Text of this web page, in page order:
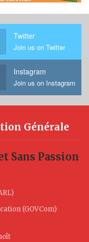
Twitter
Join us on Twitter
Instagram
Join us on Instagram
Générale
Sans Passion
(GOVCom)